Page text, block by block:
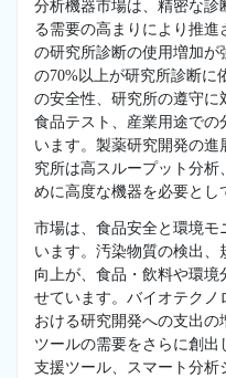
分析機器市場は、精密な診
る需要の高まりにより推
の研究所診断の使用増加
の70%以上が研究所診断に
の安全性、研究所の遵守に
食品テスト、産業用途での
います。製薬研究開発の
究所は高スループット分
めに高度な機器を必要とし
市場は、食品安全と環境モ
います。汚染物質の検出
向上が、食品・飲料や環境
せています。バイオテクノ
おける研究開発への支出
ツールの需要をさらに創
支援ツール、スマート分